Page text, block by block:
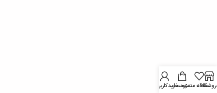
علاقه مندیسبد خرید
حساب کاربری من